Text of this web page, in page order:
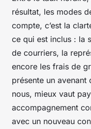
résultat, les modes
compte, c’est la
ce qui est inclus : la
de courriers, la
encore les frais de
présente un avenant
nous, mieux vaut
accompagnement
avec un nouveau